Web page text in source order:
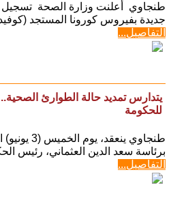
جديدة بفيروس كورونا المستجد (كوفيد-19)، خلال 24
التفاصيل...
يتدارس تمديد حالة الطوارئ
للحكومة
طنجاوي
برئاسة سعد الدين العثماني، رئيس
التفاصيل...